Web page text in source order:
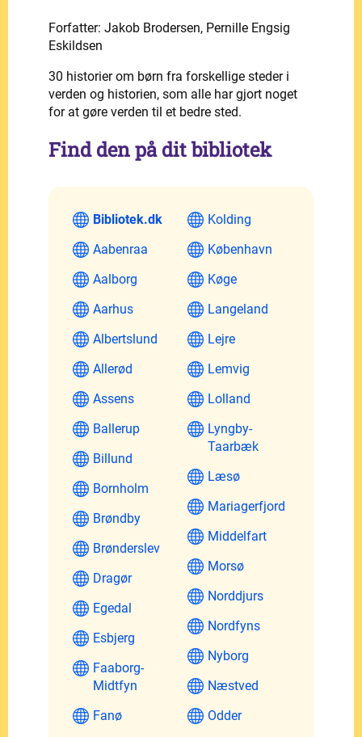
Forfatter: Jakob Brodersen, Pernille Engsig
Eskildsen
30 historier om børn fra forskellige steder i
verden og historien, som alle har gjort noget
for at gøre verden til et bedre sted.
Find den på dit bibliotek
Bibliotek.dk
Aabenraa
Aalborg
Aarhus
Albertslund
Allerød
Assens
Ballerup
Billund
Bornholm
Brøndby
Brønderslev
Dragør
Egedal
Esbjerg
Faaborg-
Midtfyn
Fanø
Kolding
København
Køge
Langeland
Lejre
Lemvig
Lolland
Lyngby-
Taarbæk
Læsø
Mariagerfjord
Middelfart
Morsø
Norddjurs
Nordfyns
Nyborg
Næstved
Odder